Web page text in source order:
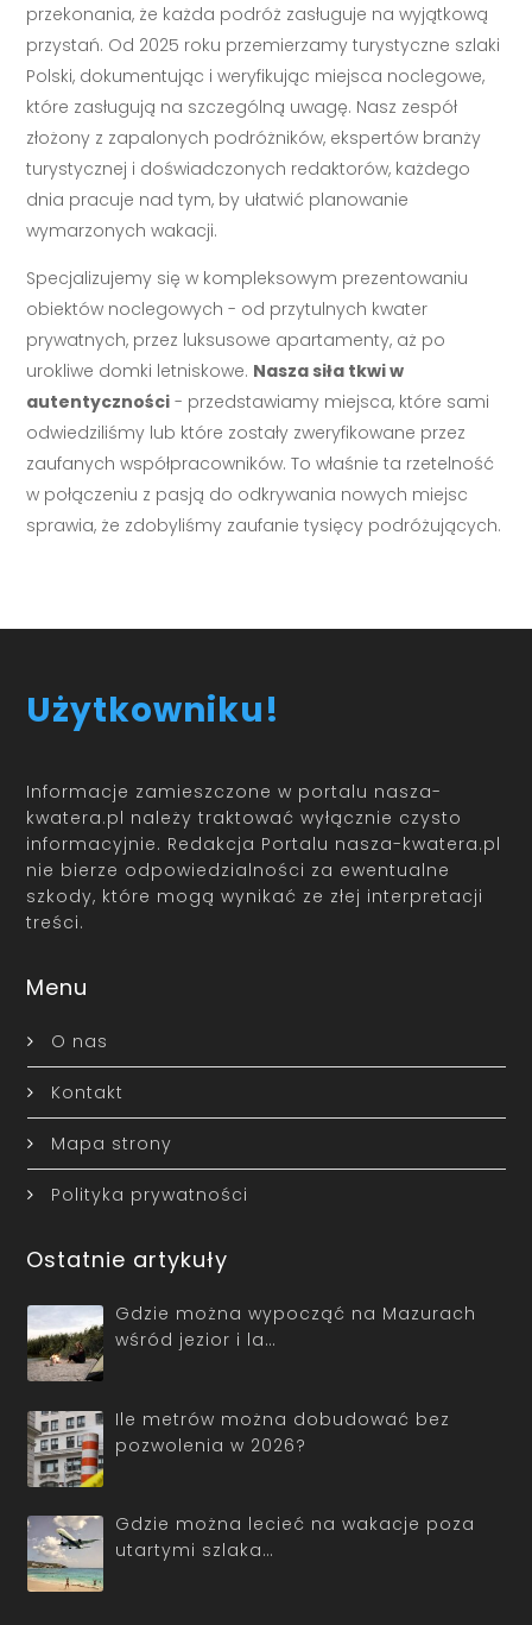
przekonania, że każda podróż zasługuje na wyjątkową
przystań. Od 2025 roku przemierzamy turystyczne szlaki
Polski, dokumentując i weryfikując miejsca noclegowe,
które zasługują na szczególną uwagę. Nasz zespół
złożony z zapalonych podróżników, ekspertów branży
turystycznej i doświadczonych redaktorów, każdego
dnia pracuje nad tym, by ułatwić planowanie
wymarzonych wakacji.
Specjalizujemy się w kompleksowym prezentowaniu
obiektów noclegowych - od przytulnych kwater
prywatnych, przez luksusowe apartamenty, aż po
urokliwe domki letniskowe. Nasza siła tkwi w
autentyczności - przedstawiamy miejsca, które sami
odwiedziliśmy lub które zostały zweryfikowane przez
zaufanych współpracowników. To właśnie ta rzetelność
w połączeniu z pasją do odkrywania nowych miejsc
sprawia, że zdobyliśmy zaufanie tysięcy podróżujących.
Użytkowniku!
Informacje zamieszczone w portalu nasza-
kwatera.pl należy traktować wyłącznie czysto
informacyjnie. Redakcja Portalu nasza-kwatera.pl
nie bierze odpowiedzialności za ewentualne
szkody, które mogą wynikać ze złej interpretacji
treści.
Menu
O nas
Kontakt
Mapa strony
Polityka prywatności
Ostatnie artykuły
Gdzie można wypocząć na Mazurach
wśród jezior i la…
Ile metrów można dobudować bez
pozwolenia w 2026?
Gdzie można lecieć na wakacje poza
utartymi szlaka…